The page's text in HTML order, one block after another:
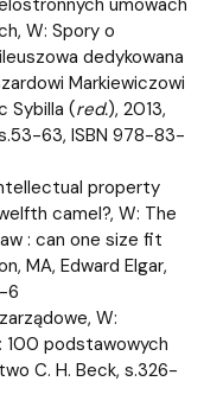
W: Spory o
dedykowana
Markiewiczowi
Sybilla (red.), 2013,
63, ISBN 978-83-
property
camel?, W: The
: can one size fit
MA, Edward Elgar,
6
W:
100 podstawowych
C. H. Beck, s.326-